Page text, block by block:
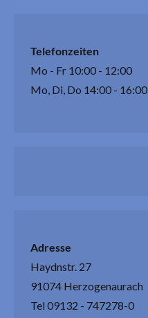
Telefonzeiten
Mo - Fr 10:00 - 12:00
Mo, Di, Do 14:00 - 16:00
Adresse
Haydnstr. 27
91074 Herzogenaurach
Tel 09132 - 747278-0